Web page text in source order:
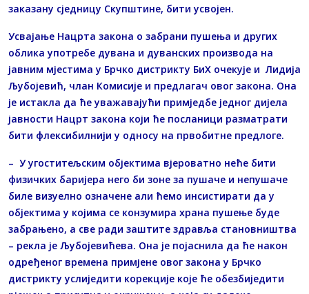
заказану сједницу Скупштине, бити усвојен.
Усвајање Нацрта закона о забрани пушења и других
облика употребе дувана и дуванских производа на
јавним мјестима у Брчко дистрикту БиХ очекује и Лидија
Љубојевић, члан Комисије и предлагач овог закона. Она
је истакла да ће уважавајући примједбе једног дијела
јавности Нацрт закона који ће посланици разматрати
бити флексибилнији у односу на првобитне предлоге.
– У угоститељским објектима вјероватно неће бити
физичких баријера него би зоне за пушаче и непушаче
биле визуелно означене али ћемо инсистирати да у
објектима у којима се конзумира храна пушење буде
забрањено, а све ради заштите здравља становништва
– рекла је Љубојевићева. Она је појаснила да ће након
одређеног времена примјене овог закона у Брчко
дистрикту услиједити корекције које ће обезбиједити